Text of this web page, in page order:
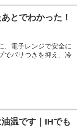
とでわかった！
、電子レンジで安全に
でパサつきを抑え、冷
温です｜IHでも